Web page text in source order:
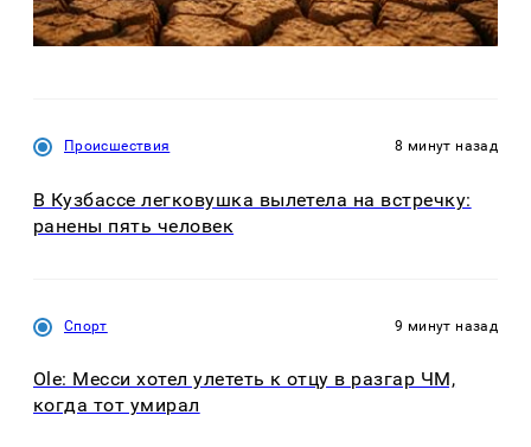
Происшествия 8 минут назад
В Кузбассе легковушка вылетела на встречку:
ранены пять человек
Спорт 9 минут назад
Ole: Месси хотел улететь к отцу в разгар ЧМ,
когда тот умирал